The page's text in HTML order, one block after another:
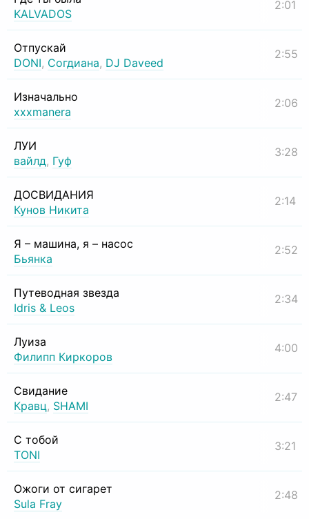
KALVADOS
2:01
Отпускай
DONI, Согдиана, DJ Daveed
2:55
Изначально
xxxmanera
2:06
ЛУИ
вайлд, Гуф
3:28
ДОСВИДАНИЯ
Кунов Никита
2:14
Я – машина, я – насос
Бьянка
2:52
Путеводная звезда
Idris & Leos
2:34
Луиза
Филипп Киркоров
4:00
Свидание
Кравц, SHAMI
2:47
С тобой
TONI
3:21
Ожоги от сигарет
Sula Fray
2:48